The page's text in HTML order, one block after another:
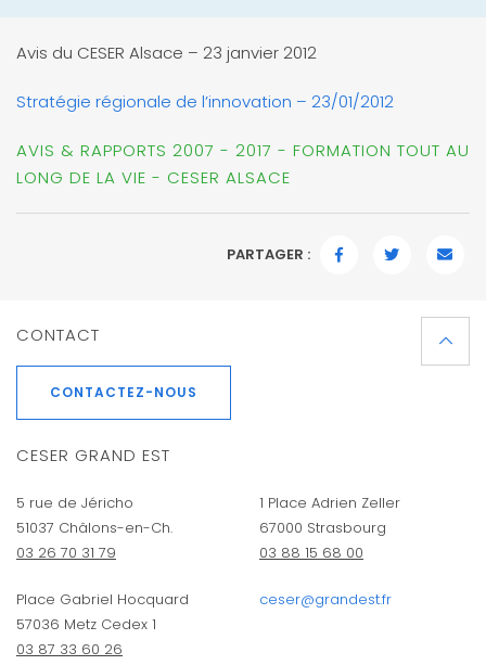
Avis du CESER Alsace – 23 janvier 2012
Stratégie régionale de l’innovation – 23/01/2012
AVIS & RAPPORTS 2007 - 2017 - FORMATION TOUT AU
LONG DE LA VIE - CESER ALSACE
PARTAGER :
CONTACT
CONTACTEZ-NOUS
CESER GRAND EST
5 rue de Jéricho
51037 Châlons-en-Ch.
03 26 70 31 79
Place Gabriel Hocquard
57036 Metz Cedex 1
03 87 33 60 26
1 Place Adrien Zeller
67000 Strasbourg
03 88 15 68 00
ceser@grandest.fr